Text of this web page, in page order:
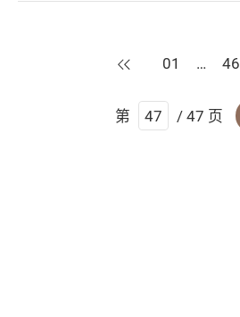
上一页
01 … 46
第 / 47 页